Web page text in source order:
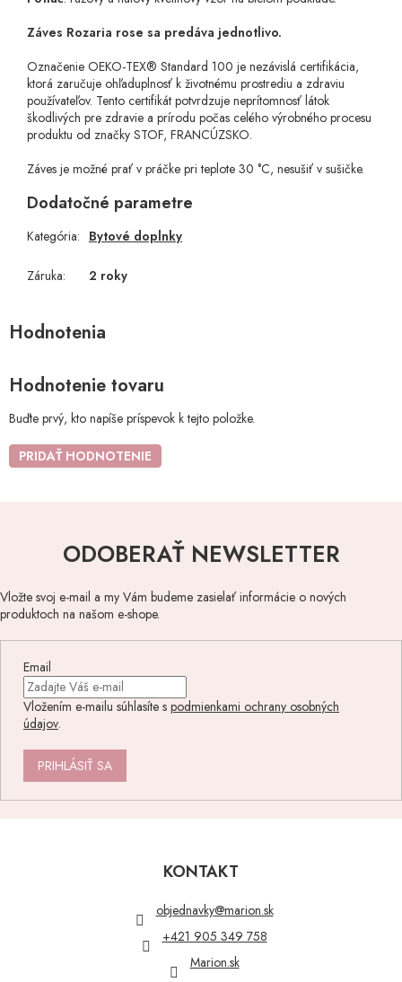
Záves Rozaria rose sa predáva jednotlivo.
Označenie OEKO-TEX® Standard 100 je nezávislá certifikácia,
ktorá zaručuje ohľaduplnosť k životnému prostrediu a zdraviu
používateľov. Tento certifikát potvrdzuje neprítomnosť látok
škodlivých pre zdravie a prírodu počas celého výrobného procesu
produktu od značky STOF, FRANCÚZSKO.
Záves je možné prať v práčke pri teplote 30 °C, nesušiť v sušičke.
Dodatočné parametre
Kategória: Bytové doplnky
Záruka: 2 roky
Hodnotenie tovaru
Buďte prvý, kto napíše príspevok k tejto položke.
PRIDAŤ HODNOTENIE
ODOBERAŤ NEWSLETTER
Vložte svoj e-mail a my Vám budeme zasielať informácie o nových
produktoch na našom e-shope.
Email
Vložením e-mailu súhlasíte s podmienkami ochrany osobných
údajov.
PRIHLÁSIŤ SA
KONTAKT
objednavky@marion.sk
+421 905 349 758
Marion.sk